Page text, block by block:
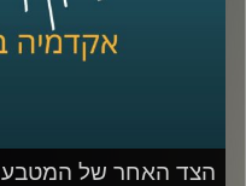
הצד האחר של המטבע